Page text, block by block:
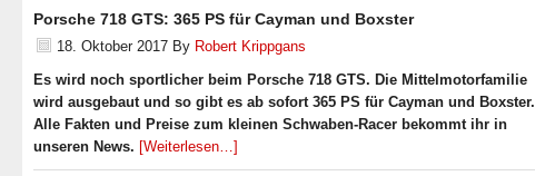
Porsche 718 GTS: 365 PS für Cayman und Boxster
18. Oktober 2017 By Robert Krippgans
Es wird noch sportlicher beim Porsche 718 GTS. Die Mittelmotorfamilie
wird ausgebaut und so gibt es ab sofort 365 PS für Cayman und Boxster.
Alle Fakten und Preise zum kleinen Schwaben-Racer bekommt ihr in
unseren News. [Weiterlesen…]